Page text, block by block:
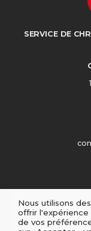
SERVICE DE
Nous utilisons
offrir l'expérience
de vos